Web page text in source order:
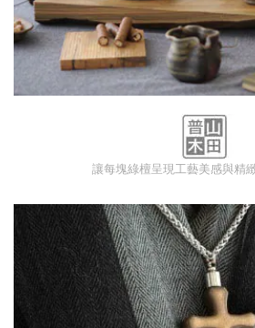
讓每塊綠檀呈現工藝美感與精